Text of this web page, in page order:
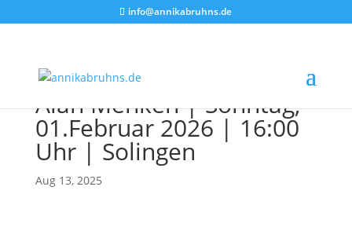
info@annikabruhns.de
Werke des Komponisten
Alan Menken | Sonntag,
01.Februar 2026 | 16:00
Uhr | Solingen
Aug 13, 2025